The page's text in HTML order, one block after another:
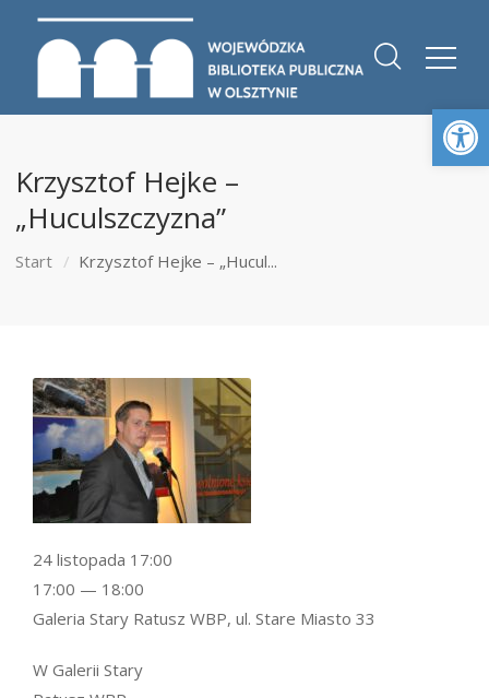
Krzysztof Hejke –
„Huculszczyzna”
Start Krzysztof Hejke – „Hucul...
W Galerii Stary
24 listopada 17:00
17:00 — 18:00
Galeria Stary Ratusz WBP, ul. Stare Miasto 33